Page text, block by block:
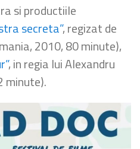
si productiile
secreta”, regizat de
2010, 80 minute),
, in regia lui Alexandru
minute).